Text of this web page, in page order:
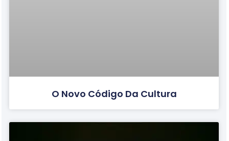
O Novo Código Da Cultura